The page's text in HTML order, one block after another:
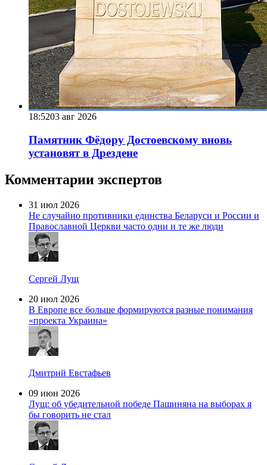
18:5203 авг 2026
Памятник Фёдору Достоевскому вновь
установят в Дрездене
Комментарии экспертов
31 июл 2026
Не случайно противники единства Беларуси и России и
Православной Церкви часто одни и те же люди
Сергей Лущ
20 июл 2026
В Европе все больше формируются разные понимания
«проекта Украина»
Дмитрий Евстафьев
09 июн 2026
Лущ: об убедительной победе Пашиняна на выборах я
бы говорить не стал